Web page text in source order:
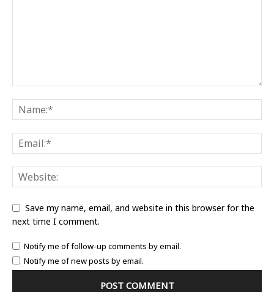
Save my name, email, and website in this browser for the
next time I comment.
Notify me of follow-up comments by email.
Notify me of new posts by email.